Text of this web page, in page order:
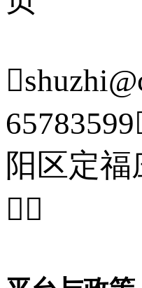

65783599
阳区定
